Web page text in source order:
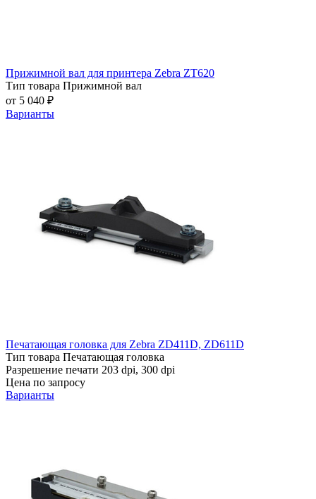
Прижимной вал для принтера Zebra ZT620
Тип товара Прижимной вал
от 5 040 ₽
Варианты
Печатающая головка для Zebra ZD411D, ZD611D
Тип товара Печатающая головка
Разрешение печати 203 dpi, 300 dpi
Цена по запросу
Варианты